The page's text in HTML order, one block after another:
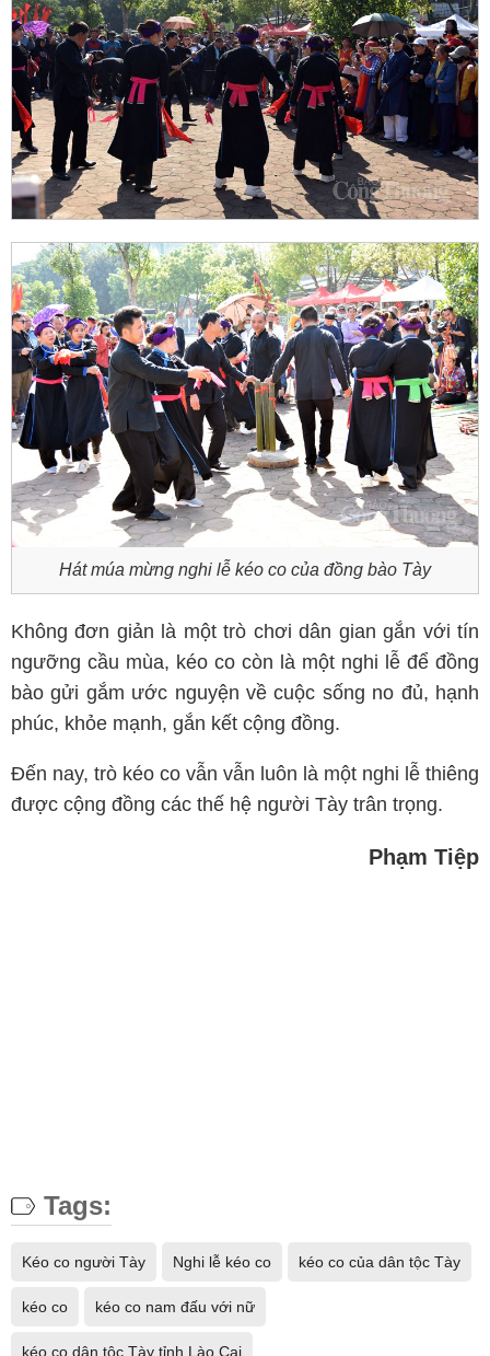
Hát múa mừng nghi lễ kéo co của đồng bào Tày
Không đơn giản là một trò chơi dân gian gắn với tín
ngưỡng cầu mùa, kéo co còn là một nghi lễ để đồng
bào gửi gắm ước nguyện về cuộc sống no đủ, hạnh
phúc, khỏe mạnh, gắn kết cộng đồng.
Đến nay, trò kéo co vẫn vẫn luôn là một nghi lễ thiêng
được cộng đồng các thế hệ người Tày trân trọng.
Phạm Tiệp
Tags:
Kéo co người Tày Nghi lễ kéo co kéo co của dân tộc Tày
kéo co kéo co nam đấu với nữ
kéo co dân tộc Tày tỉnh Lào Cai